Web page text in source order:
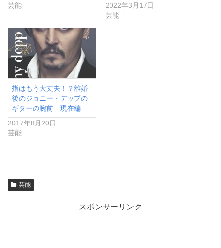
芸能
2022年3月17日
芸能
指はもう大丈夫！？離婚
後のジョニー・デップの
ギターの腕前―現在編―
2017年8月20日
芸能
芸能
スポンサーリンク